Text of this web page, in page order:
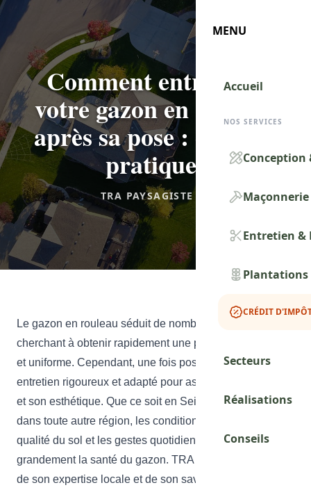
MENU
Accueil
NOS SERVICES
Conception
Maçonnerie
Entretien &
Plantations
CRÉDIT
Secteurs
Réalisations
Conseils
Comment entretenir
votre gazon en rouleau
après sa pose : conseils
pratiques
TRA PAYSAGISTE 77
Le gazon en rouleau séduit de nombreux propriétaires
cherchant à obtenir rapidement une pelouse verdoyante
et uniforme. Cependant, une fois posé, il requiert un
entretien rigoureux et adapté pour assurer sa pérennité
et son esthétique. Que ce soit en Seine-et-Marne ou
dans toute autre région, les conditions climatiques, la
qualité du sol et les gestes quotidiens influencent
grandement la santé du gazon. TRA
de son expertise locale et de son savoir-faire en